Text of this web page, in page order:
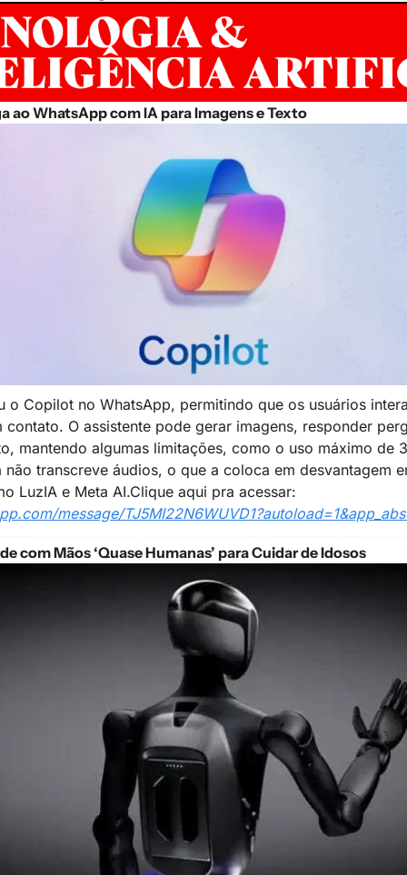
ao WhatsApp com IA para Imagens e Texto
o Copilot no WhatsApp, permitindo que os usuários
contato. O assistente pode gerar imagens, responder
mantendo algumas limitações, como o uso máximo de
não transcreve áudios, o que a coloca em desvantagem
LuzIA e Meta AI.
message/
com Mãos ‘Quase Humanas’ para Cuidar de Idosos